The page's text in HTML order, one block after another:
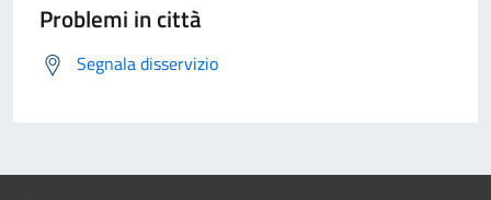
Problemi in città
Segnala disservizio